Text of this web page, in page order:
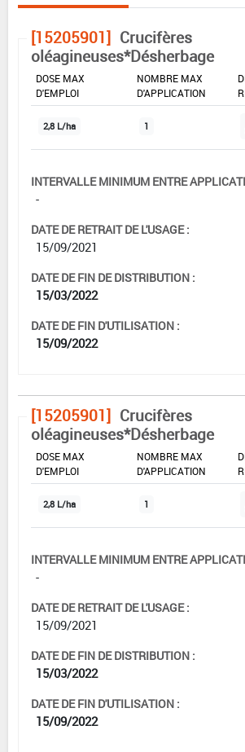
[15205901] Crucifères
oléagineuses*Désherbage
DOSE MAX
D'EMPLOI
NOMBRE MAX
D'APPLICATION
2,8 L/ha 1
INTERVALLE MINIMUM ENTRE
-
DATE DE RETRAIT DE L'USAGE :
15/09/2021
DATE DE FIN DE DISTRIBUTION :
15/03/2022
DATE DE FIN D'UTILISATION :
15/09/2022
[15205901] Crucifères
oléagineuses*Désherbage
DOSE MAX
D'EMPLOI
NOMBRE MAX
D'APPLICATION
2,8 L/ha 1
INTERVALLE MINIMUM ENTRE
-
DATE DE RETRAIT DE L'USAGE :
15/09/2021
DATE DE FIN DE DISTRIBUTION :
15/03/2022
DATE DE FIN D'UTILISATION :
15/09/2022